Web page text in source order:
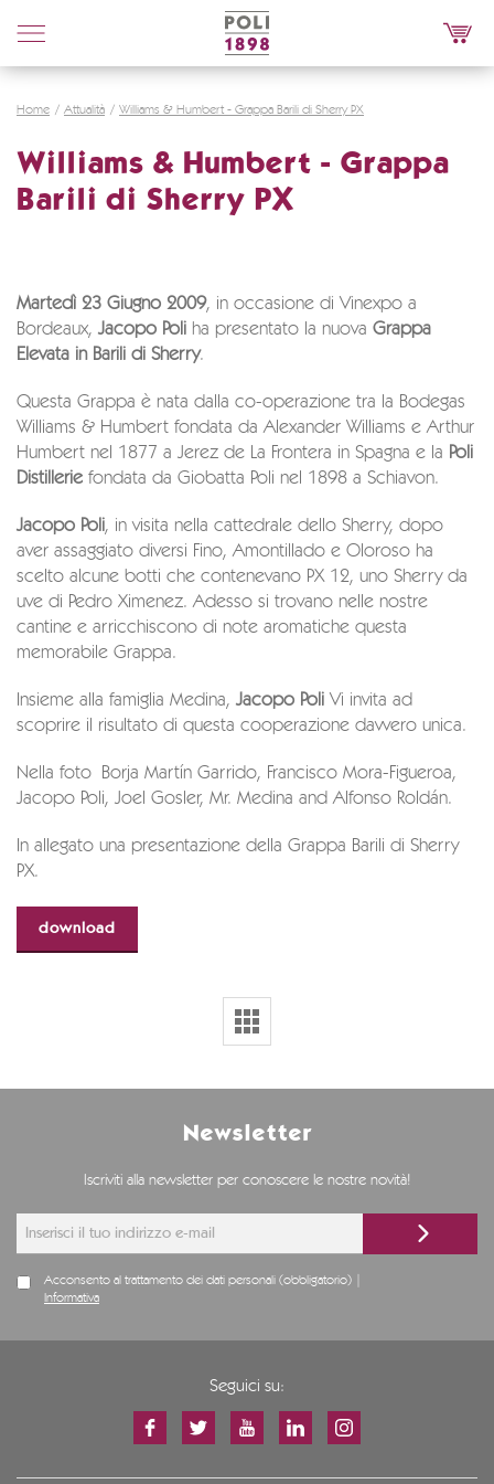
Poli
Distillerie
Home Attualità Williams & Humbert - Grappa Barili di Sherry PX
Williams & Humbert - Grappa
Barili di Sherry PX
Martedì 23 Giugno 2009, in occasione di Vinexpo a
Bordeaux, Jacopo Poli ha presentato la nuova  Grappa
Elevata in Barili di Sherry.
Questa Grappa è nata dalla co-operazione tra la Bodegas
Williams & Humbert fondata da Alexander Williams e Arthur
Humbert nel 1877 a Jerez de La Frontera in Spagna e la Poli
Distillerie fondata da Giobatta Poli nel 1898 a Schiavon.
Jacopo Poli, in visita nella cattedrale dello Sherry, dopo
aver assaggiato diversi Fino, Amontillado e Oloroso ha
scelto alcune botti che contenevano PX 12, uno Sherry da
uve di Pedro Ximenez. Adesso si trovano nelle nostre
cantine e arricchiscono di note aromatiche questa
memorabile Grappa.
Insieme alla famiglia Medina, Jacopo Poli Vi invita ad
scoprire il risultato di questa cooperazione davvero unica.
Nella foto Borja Martín Garrido, Francisco Mora-Figueroa,
Jacopo Poli, Joel Gosler, Mr. Medina and Alfonso Roldán.
In allegato una presentazione della Grappa Barili di Sherry
PX.
download
Newsletter
Iscriviti alla newsletter per conoscere le nostre novità!
Acconsento al trattamento dei dati personali (obbligatorio) |
Informativa
Seguici su: